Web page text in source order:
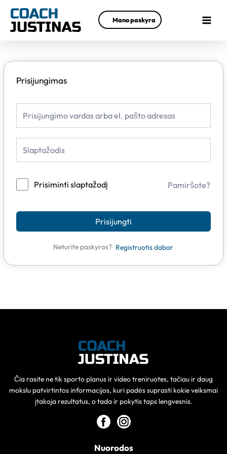
prie
turinio
Mano paskyra
Menu
Prisijungimas
Prisiminti slaptažodį Pamiršote?
Prisijungti
Neturite paskyros? Registruotis dabar
Čia rasite ne tik sporto planus ir video treniruotes, tačiau ir daug
mokslu patvirtintos informacijos, kuri padės suprasti kokie veiksmai
įtakoja rezultatus, o tada ir pokytis taps lengvesnis.
Nuorodos